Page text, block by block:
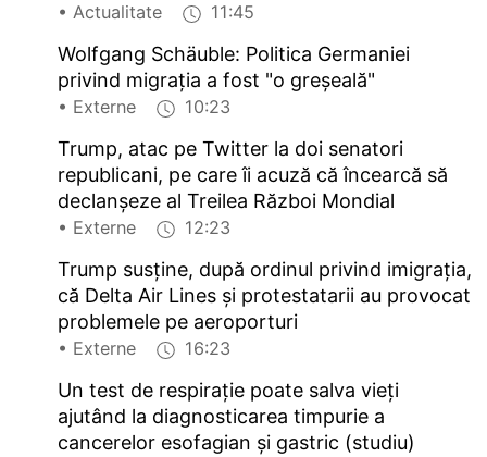
• Actualitate 11:45
Wolfgang Schäuble: Politica Germaniei
privind migrația a fost "o greșeală"
• Externe 10:23
Trump, atac pe Twitter la doi senatori
republicani, pe care îi acuză că încearcă să
declanșeze al Treilea Război Mondial
• Externe 12:23
Trump susține, după ordinul privind imigrația,
că Delta Air Lines și protestatarii au provocat
problemele pe aeroporturi
• Externe 16:23
Un test de respirație poate salva vieți
ajutând la diagnosticarea timpurie a
cancerelor esofagian și gastric (studiu)